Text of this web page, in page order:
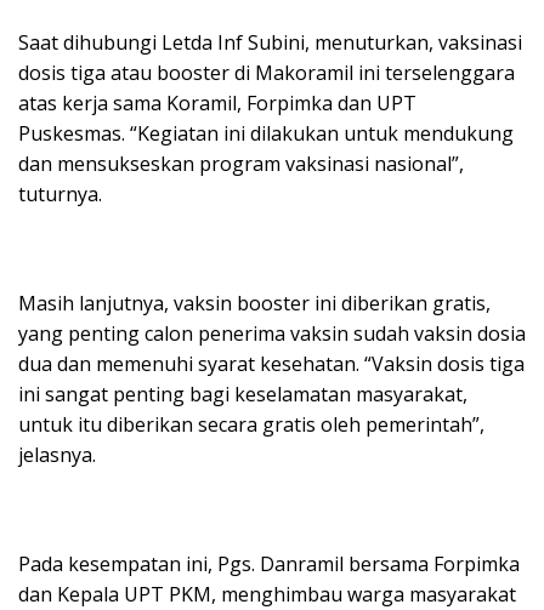
Saat dihubungi Letda Inf Subini, menuturkan, vaksinasi
dosis tiga atau booster di Makoramil ini terselenggara
atas kerja sama Koramil, Forpimka dan UPT
Puskesmas. “Kegiatan ini dilakukan untuk mendukung
dan mensukseskan program vaksinasi nasional”,
tuturnya.
Masih lanjutnya, vaksin booster ini diberikan gratis,
yang penting calon penerima vaksin sudah vaksin dosia
dua dan memenuhi syarat kesehatan. “Vaksin dosis tiga
ini sangat penting bagi keselamatan masyarakat,
untuk itu diberikan secara gratis oleh pemerintah”,
jelasnya.
Pada kesempatan ini, Pgs. Danramil bersama Forpimka
dan Kepala UPT PKM, menghimbau warga masyarakat